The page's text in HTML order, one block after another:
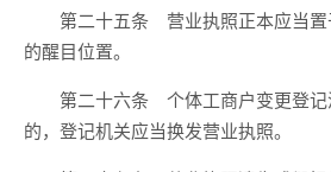
第二十五条 营业执照正本应当置
的醒目位置。
第二十六条 个体工商户变更登记
的，登记机关应当换发营业执照。